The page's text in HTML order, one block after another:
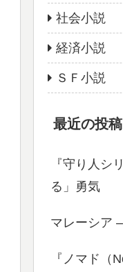
社会小説
経済小説
ＳＦ小説
最近の投稿
『守り人シ
る」勇気
マレーシア
『ノマド（